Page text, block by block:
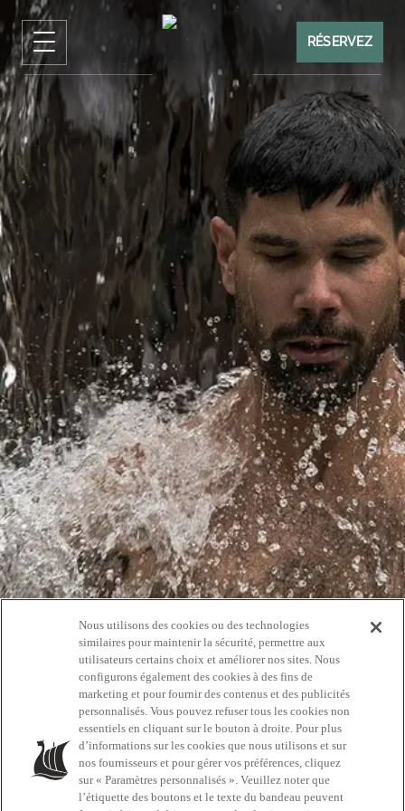
RÉSERVEZ
Oups!
404
RETOURNEZ À L'ACCUEIL
Nous utilisons des cookies ou des technologies
similaires pour maintenir la sécurité, permettre aux
utilisateurs certains choix et améliorer nos sites. Nous
configurons également des cookies à des fins de
marketing et pour fournir des contenus et des publicités
personnalisés. Vous pouvez refuser tous les cookies non
essentiels en cliquant sur le bouton à droite. Pour plus
d’informations sur les cookies que nous utilisons et sur
nos fournisseurs et pour gérer vos préférences, cliquez
sur « Paramètres personnalisés ». Veuillez noter que
l’étiquette des boutons et le texte du bandeau peuvent